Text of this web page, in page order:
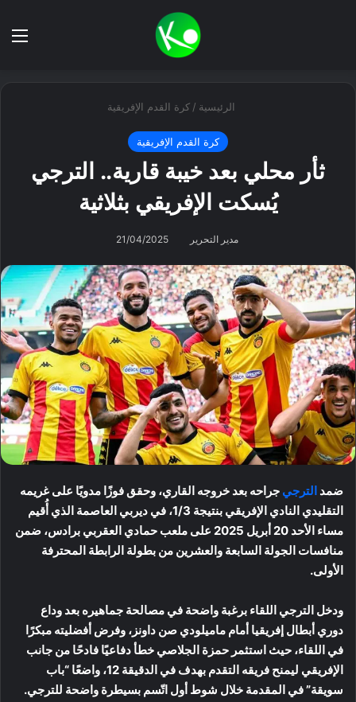
الرئيسية / كرة القدم الإفريقية
كرة القدم الإفريقية
ثأر محلي بعد خيبة قارية.. الترجي
يُسكت الإفريقي بثلاثية
مدير التحرير 21/04/2025
ضمد الترجي جراحه بعد خروجه القاري، وحقق فوزًا مدويًا على غريمه
التقليدي النادي الإفريقي بنتيجة 1/3، في ديربي العاصمة الذي أُقيم
مساء الأحد 20 أبريل 2025 على ملعب حمادي العقربي برادس، ضمن
منافسات الجولة السابعة والعشرين من بطولة الرابطة المحترفة
الأولى.
ودخل الترجي اللقاء برغبة واضحة في مصالحة جماهيره بعد وداع
دوري أبطال إفريقيا أمام ماميلودي صن داونز، وفرض أفضليته مبكرًا
في اللقاء، حيث استثمر حمزة الجلاصي خطأ دفاعيًا فادحًا من جانب
الإفريقي ليمنح فريقه التقدم بهدف في الدقيقة 12، واضعًا “باب
سويقة” في المقدمة خلال شوط أول اتّسم بسيطرة واضحة للترجي.